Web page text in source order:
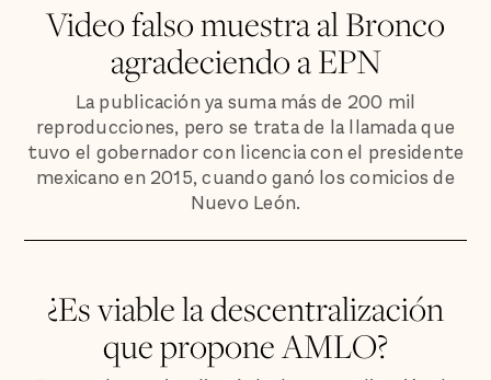
Video falso muestra al Bronco
agradeciendo a EPN
La publicación ya suma más de 200 mil
reproducciones, pero se trata de la llamada que
tuvo el gobernador con licencia con el presidente
mexicano en 2015, cuando ganó los comicios de
Nuevo León.
¿Es viable la descentralización
que propone AMLO?